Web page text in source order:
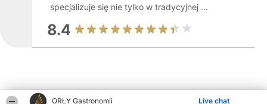
ORŁY Gastronomii Live chat
specjalizuje się nie tylko w tradycyjnej ...
8.4